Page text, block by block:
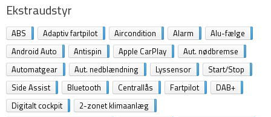
Ekstraudstyr
ABS Adaptiv fartpilot Aircondition Alarm
Alu-fælge
Android Auto
Antispin Apple CarPlay
Aut. nødbremse
Automatgear
Aut. nedblændning Lyssensor
Start/Stop
Side Assist
Bluetooth Centrallås Fartpilot
DAB+
Digitalt cockpit
2-zonet klimaanlæg